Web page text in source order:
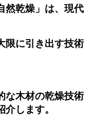
然乾燥」は、現代
限に引き出す技術
な木材の乾燥技術
します。